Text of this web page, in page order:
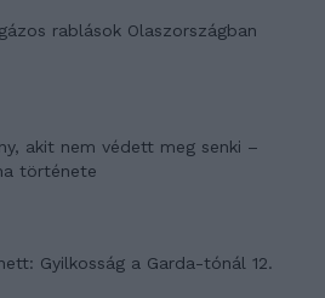
rablások Olaszországban
akit nem védett meg senki –
története
Gyilkosság a Garda-tónál 12.